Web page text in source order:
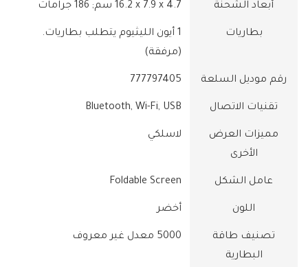
أبعاد الشحنة ‎16.2 x 7.9 x 4.7 سم; 186 جرامات
بطاريات
‎1 أيون الليثيوم يتطلب بطاريات.
(مرفقة)
رقم موديل السلعة ‎777797405
تقنيات الاتصال ‎Bluetooth, Wi-Fi, USB
مميزات العرض
الأخرى
عامل الشكل ‎Foldable Screen
اللون
تصنيف طاقة
البطارية
‎5000 معدل غير معروف